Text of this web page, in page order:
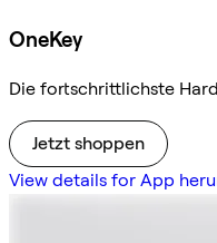
OneKey
Die fortschrittlichste
Jetzt shoppen
View details for App